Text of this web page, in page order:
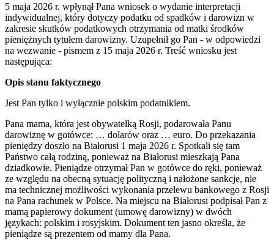
5 maja 2026 r. wpłynął Pana wniosek o wydanie interpretacji
indywidualnej, który dotyczy podatku od spadków i darowizn w
zakresie skutków podatkowych otrzymania od matki środków
pieniężnych tytułem darowizny. Uzupełnił go Pan - w odpowiedzi
na wezwanie - pismem z 15 maja 2026 r. Treść wniosku jest
następująca:
Opis stanu faktycznego
Jest Pan tylko i wyłącznie polskim podatnikiem.
Pana mama, która jest obywatelką Rosji, podarowała Panu
darowiznę w gotówce: … dolarów oraz … euro. Do przekazania
pieniędzy doszło na Białorusi 1 maja 2026 r. Spotkali się tam
Państwo całą rodziną, ponieważ na Białorusi mieszkają Pana
dziadkowie. Pieniądze otrzymał Pan w gotówce do ręki, ponieważ
ze względu na obecną sytuację polityczną i nałożone sankcje, nie
ma technicznej możliwości wykonania przelewu bankowego z Rosji
na Pana rachunek w Polsce. Na miejscu na Białorusi podpisał Pan z
mamą papierowy dokument (umowę darowizny) w dwóch
językach: polskim i rosyjskim. Dokument ten jasno określa, że
pieniądze są prezentem od mamy dla Pana.